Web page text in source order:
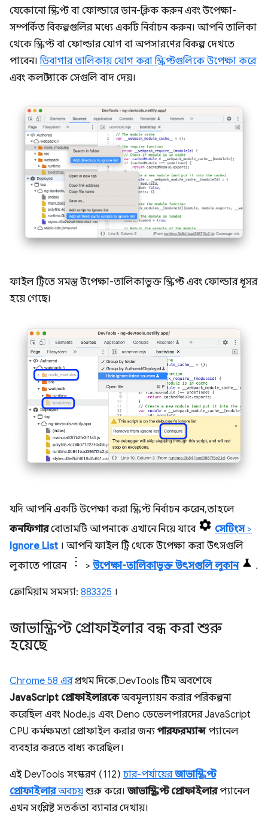
যেকোনো স্ক্রিপ্ট বা ফোল্ডারে ডান-ক্লিক করুন এবং উপেক্ষা-
সম্পর্কিত বিকল্পগুলির মধ্যে একটি নির্বাচন করুন। আপনি তালিকা
থেকে স্ক্রিপ্ট বা ফোল্ডার যোগ বা অপসারণের বিকল্প দেখতে
পাবেন।ডিবাগার তালিকায় যোগ করা স্ক্রিপ্টগুলিকে উপেক্ষা করে
এবং কল স্ট্যাকে সেগুলি বাদ দেয়।
ফাইল ট্রিতে সমস্ত উপেক্ষা-তালিকাভুক্ত স্ক্রিপ্ট এবং ফোল্ডার ধূসর
হয়ে গেছে।
যদি আপনি একটি উপেক্ষা করা স্ক্রিপ্ট নির্বাচন করেন, তাহলে
কনফিগারবোতামটি আপনাকে এখানে নিয়ে যাবে সেটিংস>
Ignore List । আপনি ফাইল ট্রি থেকে উপেক্ষা করা উৎসগুলি
লুকাতে পারেন
> উপেক্ষা-তালিকাভুক্ত উৎসগুলি লুকান .
ক্রোমিয়াম সমস্যা: 883325 ।
জাভাস্ক্রিপ্ট প্রোফাইলার বন্ধ করা শুরু
হয়েছে
Chrome 58 এরপ্রথম দিকে, DevTools টিম অবশেষে
JavaScript প্রোফাইলারকেঅবমূল্যায়ন করার পরিকল্পনা
করেছিল এবং Node.js এবং Deno ডেভেলপারদের JavaScript
CPU কর্মক্ষমতা প্রোফাইল করার জন্য পারফরম্যান্সপ্যানেল
ব্যবহার করতে বাধ্য করেছিল।
এই DevTools সংস্করণ (112) চার-পর্যায়েরজাভাস্ক্রিপ্ট
প্রোফাইলারঅবচয় শুরু করে। জাভাস্ক্রিপ্ট প্রোফাইলারপ্যানেল
এখন সংশ্লিষ্ট সতর্কতা ব্যানার দেখায়।